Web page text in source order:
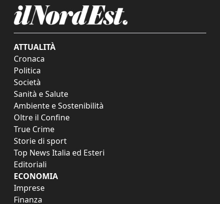
ATTUALITÀ
Cronaca
Politica
Società
Sanità e Salute
Ambiente e Sostenibilità
Oltre il Confine
True Crime
Storie di sport
Top News Italia ed Esteri
Editoriali
ECONOMIA
Imprese
Finanza